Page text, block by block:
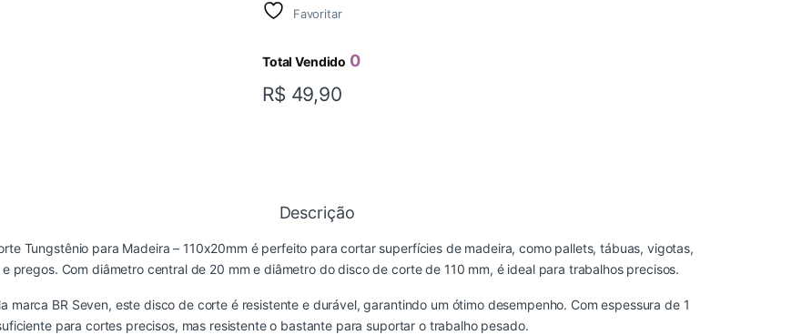
Favoritar
Total Vendido 0
R$ 49,90
Descrição
Tungstênio para Madeira – 110x20mm é perfeito para cortar superfícies de madeira, como pallets, tábuas, vigotas,
pregos. Com diâmetro central de 20 mm e diâmetro do disco de corte de 110 mm, é ideal para trabalhos precisos.
marca BR Seven, este disco de corte é resistente e durável, garantindo um ótimo desempenho. Com espessura de 1
para cortes precisos, mas resistente o bastante para suportar o trabalho pesado.